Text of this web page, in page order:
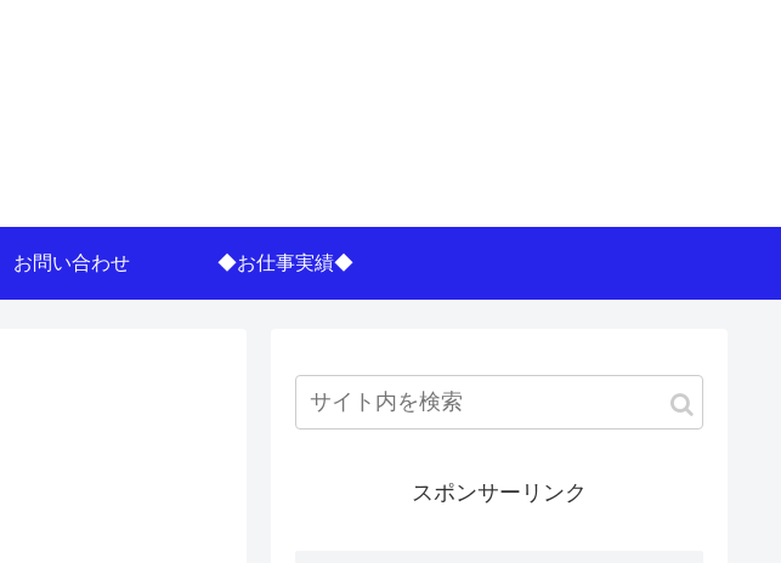
お問い合わせ ◆お仕事実績◆
スポンサーリンク